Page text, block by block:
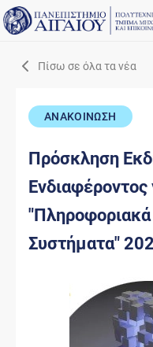
Πίσω σε όλα τα νέα
ΑΝΑΚΟΙΝΩΣΗ
Πρόσκληση
"Πληροφοριακά
Συστήματα"